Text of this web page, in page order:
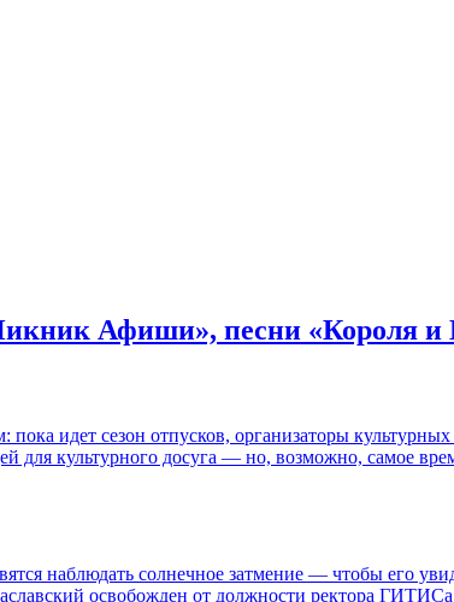
Афиши», песни «Короля
идет сезон отпусков, организаторы
для культурного досуга — но, возможно, самое
наблюдать солнечное затмение — чтобы его
освобожден от должности ректора ГИТИСа